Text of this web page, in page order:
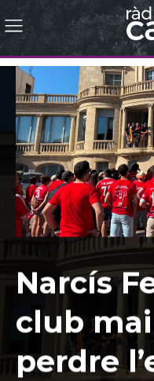
Narcís
club
perdre